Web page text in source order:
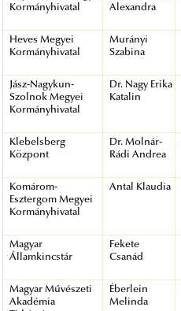
Kormányhivatal
Alexandra
Heves Megyei
Kormányhivatal
Murányi
Szabina
Jász-Nagykun-
Szolnok Megyei
Kormányhivatal
Dr. Nagy Erika
Katalin
Klebelsberg
Központ
Dr. Molnár-
Rádi Andrea
Komárom-
Esztergom Megyei
Kormányhivatal
Antal Klaudia
Magyar
Államkincstár
Fekete
Csanád
Magyar Művészeti
Akadémia
Éberlein
Melinda